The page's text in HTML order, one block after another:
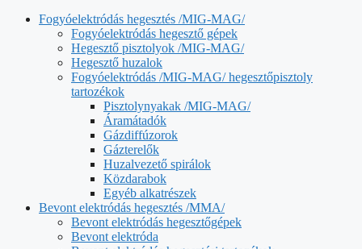
Fogyóelektródás hegesztés /MIG-MAG/
Fogyóelektródás hegesztő gépek
Hegesztő pisztolyok /MIG-MAG/
Hegesztő huzalok
Fogyóelektródás /MIG-MAG/ hegesztőpisztoly
tartozékok
Pisztolynyakak /MIG-MAG/
Áramátadók
Gázdiffúzorok
Gázterelők
Huzalvezető spirálok
Közdarabok
Egyéb alkatrészek
Bevont elektródás hegesztés /MMA/
Bevont elektródás hegesztőgépek
Bevont elektróda